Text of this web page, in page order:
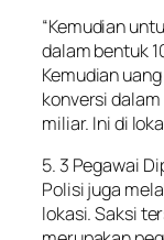
“Kemudian
dalam bentuk
Kemudian
konversi
miliar. Ini di
5. 3 Pegawai
Polisi juga
lokasi. Saksi